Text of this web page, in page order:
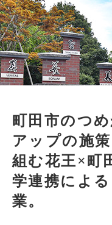
町田市のつ
アップの施
組む花王×町
学連携によ
業。